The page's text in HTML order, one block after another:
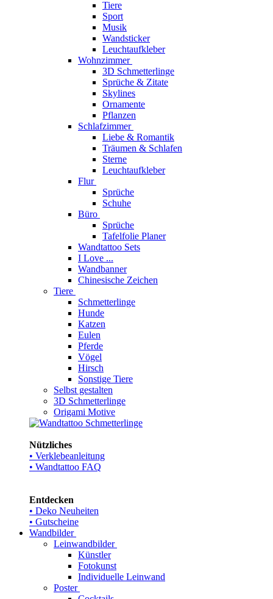
Tiere
Sport
Musik
Wandsticker
Leuchtaufkleber
Wohnzimmer
3D Schmetterlinge
Sprüche & Zitate
Skylines
Ornamente
Pflanzen
Schlafzimmer
Liebe & Romantik
Träumen & Schlafen
Sterne
Leuchtaufkleber
Flur
Sprüche
Schuhe
Büro
Sprüche
Tafelfolie Planer
Wandtattoo Sets
I Love ...
Wandbanner
Chinesische Zeichen
Tiere
Schmetterlinge
Hunde
Katzen
Eulen
Pferde
Vögel
Hirsch
Sonstige Tiere
Selbst gestalten
3D Schmetterlinge
Origami Motive
Nützliches
• Verklebeanleitung
• Wandtattoo FAQ
Entdecken
• Deko Neuheiten
• Gutscheine
Wandbilder
Leinwandbilder
Künstler
Fotokunst
Individuelle Leinwand
Poster